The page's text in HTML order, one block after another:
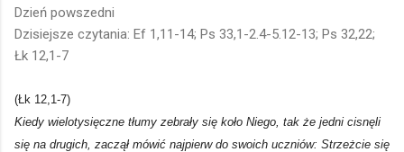
Dzień powszedni
Dzisiejsze czytania: Ef 1,11-14; Ps 33,1-2.4-5.12-13; Ps 32,22;
Łk 12,1-7
(Łk 12,1-7)
Kiedy wielotysięczne tłumy zebrały się koło Niego, tak że jedni cisnęli
się na drugich, zaczął mówić najpierw do swoich uczniów: Strzeżcie się